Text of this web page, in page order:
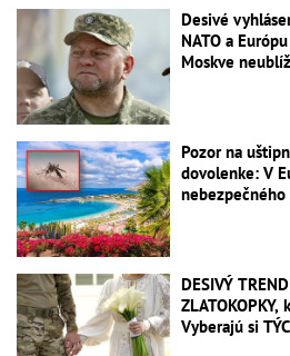
Desivé
NATO a
Moskve
Pozor na
dovolenke: V
DESIVÝ
Vyberajú si